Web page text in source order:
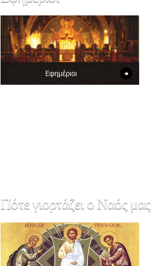
Πότεγιορτάζει ο Ναός μας